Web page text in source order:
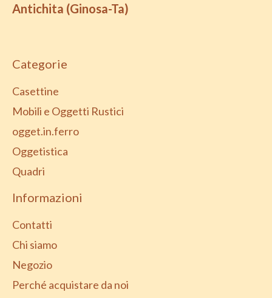
Antichita (Ginosa-Ta)
Categorie
Casettine
Mobili e Oggetti Rustici
ogget.in.ferro
Oggetistica
Quadri
Informazioni
Contatti
Chi siamo
Negozio
Perché acquistare da noi